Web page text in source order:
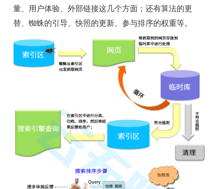
量、用户体验、外部链接这几个方面；还有算法的更
替、蜘蛛的引导、快照的更新、参与排序的权重等。